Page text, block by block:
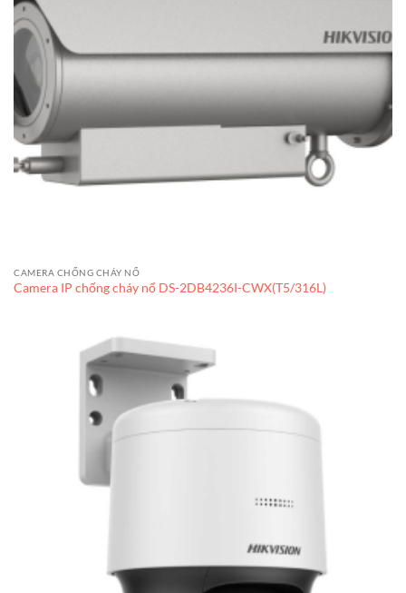
CAMERA CHỐNG CHÁY NỔ
Camera IP chống cháy nổ DS-2DB4236I-CWX(T5/316L)